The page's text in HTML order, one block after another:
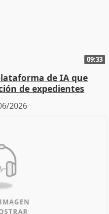
09:33
de IA que
de expedientes
2026